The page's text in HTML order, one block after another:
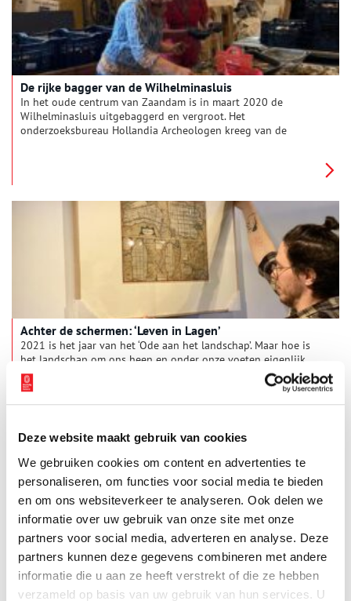
Deze website maakt gebruik van cookies
We gebruiken cookies om content en advertenties te
personaliseren, om functies voor social media te bieden
en om ons websiteverkeer te analyseren. Ook delen we
informatie over uw gebruik van onze site met onze
partners voor social media, adverteren en analyse. Deze
partners kunnen deze gegevens combineren met andere
informatie die u aan ze heeft verstrekt of die ze hebben
verzameld op basis van uw gebruik van hun services. U
De rijke bagger van de Wilhelminasluis
In het oude centrum van Zaandam is in maart 2020 de
Wilhelminasluis uitgebaggerd en vergroot. Het
onderzoeksbureau Hollandia Archeologen kreeg van de
vondsten en conserveerde en determineerde een deel daarvan.
Ook (Zaanse) amateurarcheologen, vrijwilligers en studenten
van diverse opleidingen hielpen een handje mee. Dat tijdens
de werkzaamheden ruim 400.000 vondsten uit de 15e tot en
met de 18e eeuw gevonden zouden worden, overtrof alle
Achter de schermen: ‘Leven in Lagen’
2021 is het jaar van het ‘Ode aan het landschap’. Maar hoe is
het landschap om ons heen en onder onze voeten eigenlijk
ontstaan? Projectleider Mart van de Wiel geeft Oneindig
Noord-Holland een kijkje achter de schermen bij de nieuwe
tentoonstelling ‘Leven in Lagen’ bij Huis van Hilde en deelt
De Sommeltjes: kabouters van Texel
Oostelijk van het dorp De Waal op Texel lag eeuwenlang een